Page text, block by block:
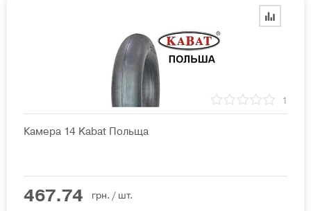
1
Камера 14 Kabat Польща
467.74 грн. / шт.